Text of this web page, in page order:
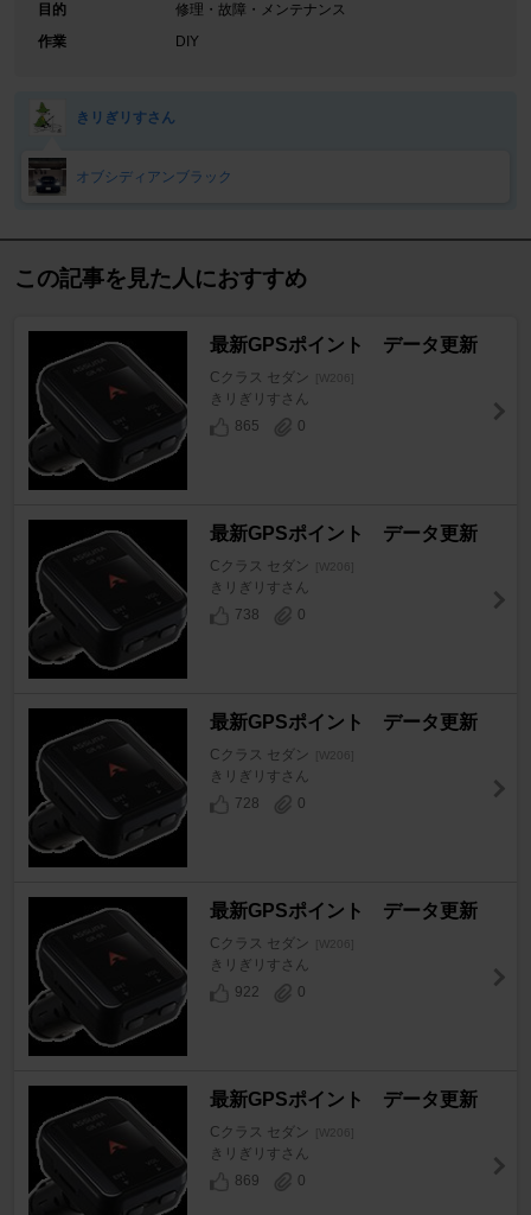
目的
修理・故障・メンテナンス
作業
DIY
きリぎリすさん
オブシディアンブラック
この記事を見た人におすすめ
最新GPSポイント データ更新
Cクラス セダン [W206]
きリぎリすさん
865
0
最新GPSポイント データ更新
Cクラス セダン [W206]
きリぎリすさん
738
0
最新GPSポイント データ更新
Cクラス セダン [W206]
きリぎリすさん
728
0
最新GPSポイント データ更新
Cクラス セダン [W206]
きリぎリすさん
922
0
最新GPSポイント データ更新
Cクラス セダン [W206]
きリぎリすさん
869
0